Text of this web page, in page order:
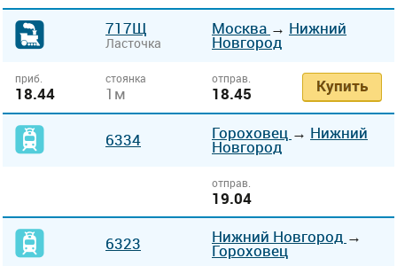
717Щ
Ласточка
Москва → Нижний
Новгород
приб.
18.44
стоянка
1м
отправ.
18.45 Купить
6334 Гороховец → Нижний
Новгород
отправ.
19.04
6323 Нижний Новгород →
Гороховец